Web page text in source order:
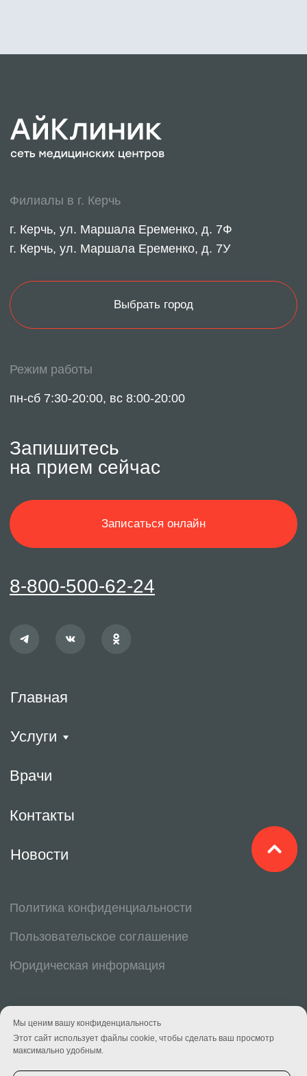
Мы ценим вашу конфиденциальность
Этот сайт использует файлы cookie, чтобы сделать ваш просмотр
максимально удобным.